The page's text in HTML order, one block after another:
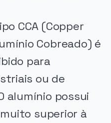
CCA (Copper
Cobreado) é
para
ou de
alumínio possui
superior à